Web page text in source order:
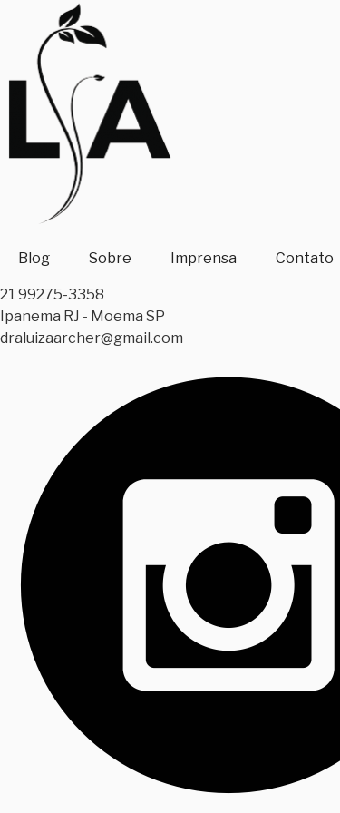
content
Blog Sobre Imprensa Contato
21 99275-3358
Ipanema RJ - Moema SP
draluizaarcher@gmail.com